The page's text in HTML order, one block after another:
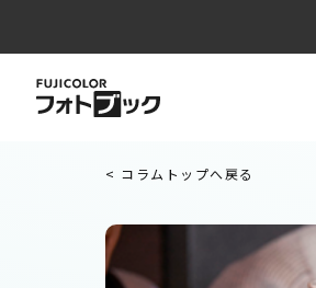
< コラムトップへ戻る